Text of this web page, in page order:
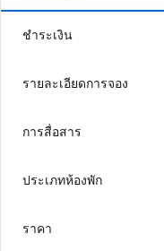
ชำระเงิน
รายละเอียดการจอง
การสื่อสาร
ประเภทห้องพัก
ราคา